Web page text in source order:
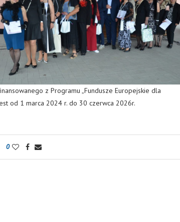
z Programu „Fundusze Europejskie dla
od 1 marca 2024 r. do 30 czerwca 2026r.
0